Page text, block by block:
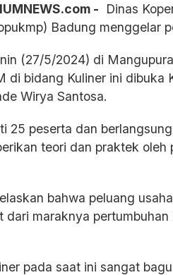
- Dinas
Badung menggelar
(27/5/2024) di
di bidang Kuliner ini dibuka
Wirya Santosa.
25 peserta dan
teori dan praktek oleh
bahwa peluang
dari maraknya
pada saat ini sangat